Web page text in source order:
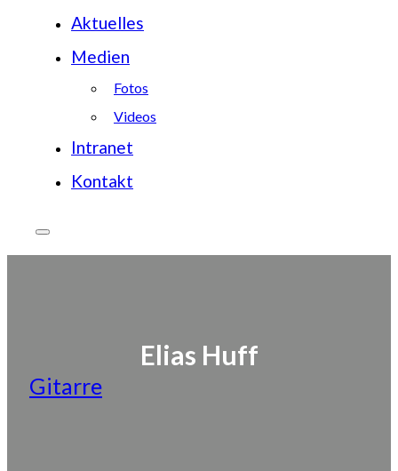
Aktuelles
Medien
Fotos
Videos
Intranet
Kontakt
Elias Huff
Gitarre